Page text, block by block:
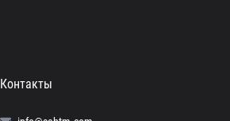
Контакты